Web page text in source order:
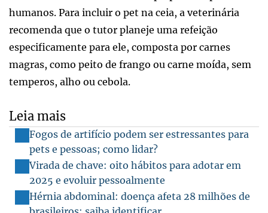
humanos. Para incluir o pet na ceia, a veterinária
recomenda que o tutor planeje uma refeição
especificamente para ele, composta por carnes
magras, como peito de frango ou carne moída, sem
temperos, alho ou cebola.
Leia mais
Fogos de artifício podem ser estressantes para
pets e pessoas; como lidar?
Virada de chave: oito hábitos para adotar em
2025 e evoluir pessoalmente
Hérnia abdominal: doença afeta 28 milhões de